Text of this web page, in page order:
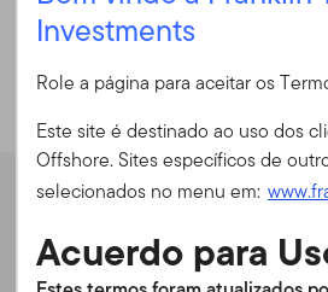
Entrar
ID do usuário
Senha
Nassau, Bahamas
Fundo administrado
Desempenho
Investments
Role a página para aceitar os
Este site é destinado ao uso dos
Offshore. Sites específicos de
selecionados no menu em:
Acuerdo para